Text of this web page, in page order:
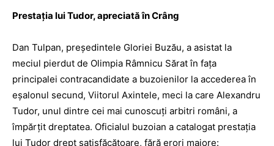
Prestaţia lui Tudor, apreciată în Crâng
Dan Tulpan, preşedintele Gloriei Buzău, a asistat la
meciul pierdut de Olimpia Râmnicu Sărat în faţa
principalei contracandidate a buzoienilor la accederea în
eşa­lonul secund, Viitorul Axintele, meci la care Alexandru
Tudor, unul dintre cei mai cunoscuţi arbitri români, a
împărţit dreptatea. Oficialul buzoian a catalogat prestaţia
lui Tudor drept sati­sfăcătoare, fără erori majore: